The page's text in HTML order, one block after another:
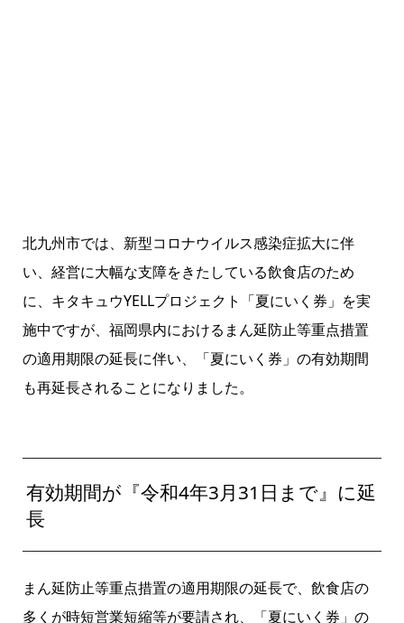
北九州市では、新型コロナウイルス感染症拡大に伴
い、経営に大幅な支障をきたしている飲食店のため
に、 キタキュウYELLプロジェクト 「夏にいく券」を実
施中ですが、福岡県内におけるまん延防止等重点措置
の適用期限の延長に伴い、「夏にいく券」の有効期間
も再延長されることになりました。
有効期間が『令和4年3月31日まで』に延
長
まん延防止等重点措置の適用期限の延長で、飲食店の
多くが時短営業短縮等が要請され、「夏にいく券」の